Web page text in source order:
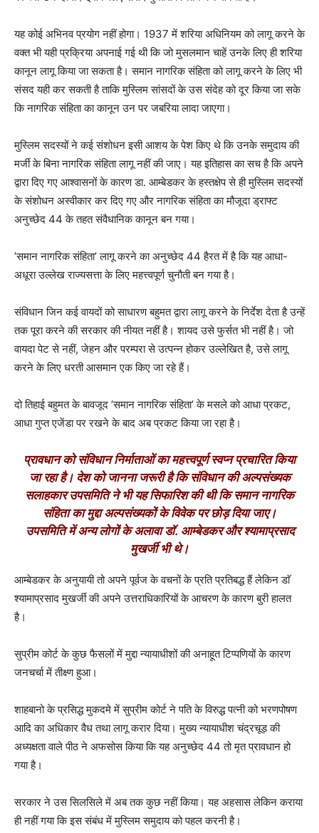
यह कोई अभिनव प्रयोग नहीं होगा। 1937 में शरिया अधिनियम को लागू करने के
वक्त भी यही प्रक्रिया अपनाई गई थी कि जो मुसलमान चाहें उनके लिए ही शरिया
कानून लागू किया जा सकता है। समान नागरिक संहिता को लागू करने के लिए भी
संसद यही कर सकती है ताकि मुस्लिम सांसदों के उस संदेह को दूर किया जा सके
कि नागरिक संहिता का कानून उन पर जबरिया लादा जाएगा।
मुस्लिम सदस्यों ने कई संशोधन इसी आशय के पेश किए थे कि उनके समुदाय की
मर्जी के बिना नागरिक संहिता लागू नहीं की जाए। यह इतिहास का सच है कि अपने
द्वारा दिए गए आश्वासनों के कारण डा. आम्बेडकर के हस्तक्षेप से ही मुस्लिम सदस्यों
के संशोधन अस्वीकार कर दिए गए और नागरिक संहिता का मौजूदा ड्राफ्ट
अनुच्छेद 44 के तहत संवैधानिक कानून बन गया।
’समान नागरिक संहिता’ लागू करने का अनुच्छेद 44 हैरत में है कि यह आधा-
अधूरा उल्लेख राज्यसत्ता के लिए महत्त्वपूर्ण चुनौती बन गया है।
संविधान जिन कई वायदों को साधारण बहुमत द्वारा लागू करने के निर्देश देता है उन्हें
तक पूरा करने की सरकार की नीयत नहीं है। शायद उसे फुर्सत भी नहीं है। जो
वायदा पेट से नहीं, जेहन और परम्परा से उत्पन्न होकर उल्लेखित है, उसे लागू
करने के लिए धरती आसमान एक किए जा रहे हैं।
दो तिहाई बहुमत के बावजूद ’समान नागरिक संहिता’ के मसले को आधा प्रकट,
आधा गुप्त एजेंडा पर रखने के बाद अब प्रकट किया जा रहा है।
प्रावधान को संविधान निर्माताओं का महत्त्वपूर्ण स्वप्न प्रचारित किया
जा रहा है। देश को जानना जरूरी है कि संविधान की अल्पसंख्यक
सलाहकार उपसमिति ने भी यह सिफारिश की थी कि समान नागरिक
संहिता का मुद्दा अल्पसंख्यकों के विवेक पर छोड़ दिया जाए।
उपसमिति में अन्य लोगों के अलावा डाॅ. आम्बेडकर और श्यामाप्रसाद
मुखर्जी भी थे।
आम्बेडकर के अनुयायी तो अपने पूर्वज के वचनों के प्रति प्रतिबद्ध हैं लेकिन डाॅ
श्यामाप्रसाद मुखर्जी की अपने उत्तराधिकारियों के आचरण के कारण बुरी हालत
है।
सुप्रीम कोर्ट के कुछ फैसलों में मुद्दा न्यायाधीशों की अनाहूत टिप्पणियों के कारण
जनचर्चा में तीक्ष्ण हुआ।
शाहबानो के प्रसिद्ध मुकदमे में सुप्रीम कोर्ट ने पति के विरुद्ध पत्नी को भरणपोषण
आदि का अधिकार वैध तथा लागू करार दिया। मुख्य न्यायाधीश चंद्रचूड़ की
अध्यक्षता वाले पीठ ने अफसोस किया कि यह अनुच्छेद 44 तो मृत प्रावधान हो
गया है।
सरकार ने उस सिलसिले में अब तक कुछ नहीं किया। यह अहसास लेकिन कराया
ही नहीं गया कि इस संबंध में मुस्लिम समुदाय को पहल करनी है।